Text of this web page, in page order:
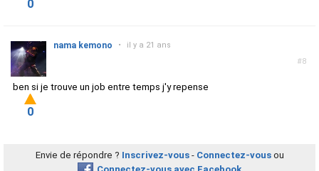
0
#8
nama kemono • il y a 21 ans
ben si je trouve un job entre temps j'y repense
0
Envie de répondre ? Inscrivez-vous- Connectez-vousou